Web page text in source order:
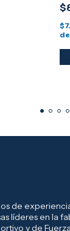
de
líderes en la
y de